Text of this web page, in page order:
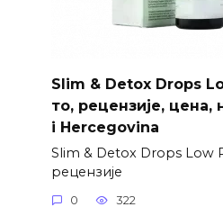
Slim & Detox Drops
то, рецензије, цена,
i Hercegovina
Slim & Detox Drops Low
рецензије
0 322